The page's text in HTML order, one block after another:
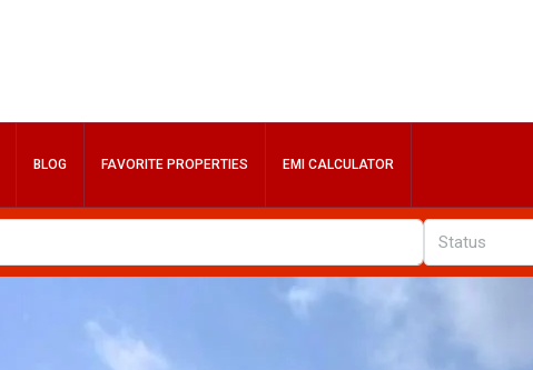
BLOG FAVORITE PROPERTIES EMI CALCULATOR
Status